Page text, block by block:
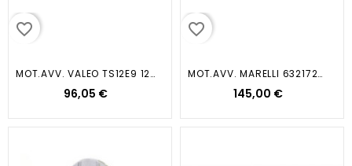
favorite_border
MOT.AVV. VALEO TS12E9 12V 1 20kW...
96,05 €
favorite_border
MOT.AVV. MARELLI 63217226 24V 3...
145,00 €